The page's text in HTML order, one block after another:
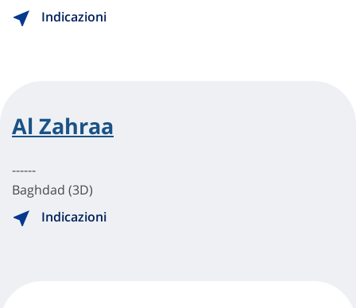
Indicazioni
Al Zahraa
------
Baghdad (3D)
Indicazioni